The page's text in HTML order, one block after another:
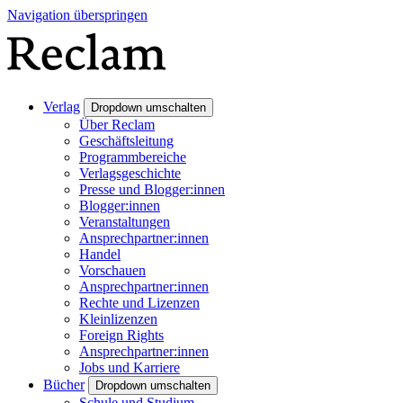
Navigation überspringen
Verlag Dropdown umschalten
Über Reclam
Geschäftsleitung
Programmbereiche
Verlagsgeschichte
Presse und Blogger:innen
Blogger:innen
Veranstaltungen
Ansprechpartner:innen
Handel
Vorschauen
Ansprechpartner:innen
Rechte und Lizenzen
Kleinlizenzen
Foreign Rights
Ansprechpartner:innen
Jobs und Karriere
Bücher
Dropdown umschalten